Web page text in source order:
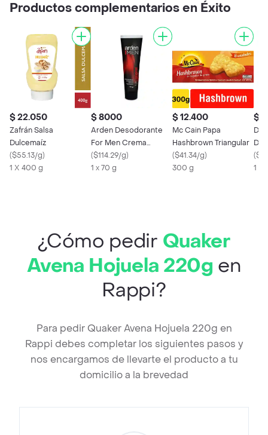
Productos complementarios en Éxito
$ 22.050
Zafrán Salsa
Dulcemaíz
($55.13/g)
1 X 400 g
$ 8000
Arden Desodorante
For Men Crema
Original Colapsible 72
Horas
($114.29/g)
1 x 70 g
$ 12.400
Mc Cain Papa
Hashbrown Triangular
($41.34/g)
300 g
$
(
1 X
¿Cómo pedir Quaker
Avena Hojuela 220g en
Rappi?
Para pedir Quaker Avena Hojuela 220g en
Rappi debes completar los siguientes pasos y
nos encargamos de llevarte el producto a tu
domicilio a la brevedad